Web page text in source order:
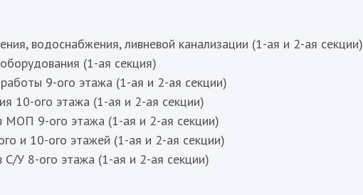
водоснабжения, ливневой канализации (1-ая и 2-ая секции)
(1-ая секция)
9-ого этажа (1-ая и 2-ая секции)
10-ого этажа (1-ая и 2-ая секции)
МОП 9-ого этажа (1-ая и 2-ая секции)
и 10-ого этажей (1-ая и 2-ая секции)
С/У 8-ого этажа (1-ая и 2-ая секции)